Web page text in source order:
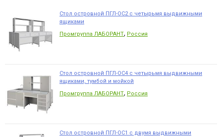
Стол островной ПГЛ-ОС2 с четырьмя выдвижными
ящиками
Промгруппа ЛАБОРАНТ, Россия
Стол островной ПГЛ-ОС4 с четырьмя выдвижными
ящиками, тумбой и мойкой
Промгруппа ЛАБОРАНТ, Россия
Стол островной ПГЛ-ОС1 с двумя выдвижными